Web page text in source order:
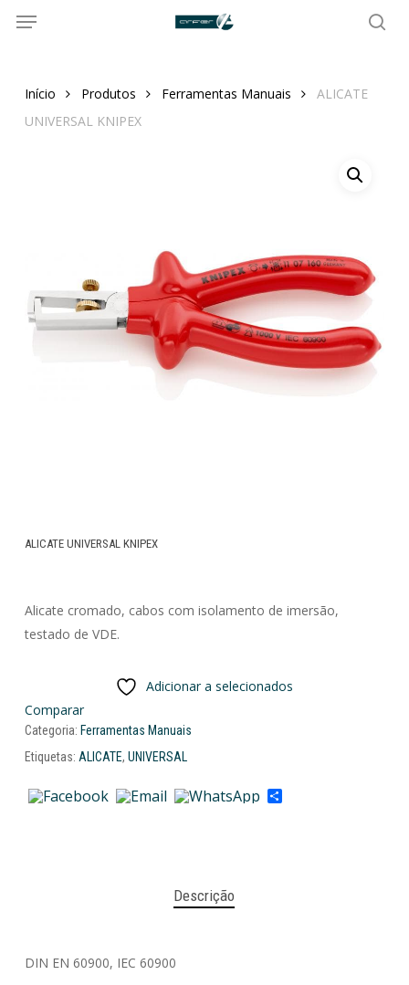
Menu
Início Produtos Ferramentas Manuais
ALICATE
UNIVERSAL KNIPEX
ALICATE UNIVERSAL KNIPEX
Alicate cromado, cabos com isolamento de imersão,
testado de VDE.
Adicionar a selecionados
Comparar
Categoria: Ferramentas Manuais
Etiquetas: ALICATE, UNIVERSAL
Share
Descrição
DIN EN 60900, IEC 60900